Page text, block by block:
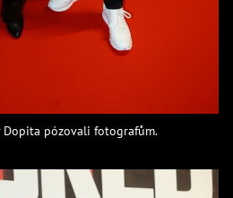
Dopita pózovali fotografům.